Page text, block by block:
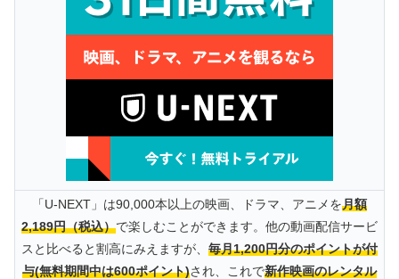
「U-NEXT」は90,000本以上の映画、ドラマ、アニメを月額
2,189円（税込）で楽しむことができます。他の動画配信サービ
スと比べると割高にみえますが、 毎月1,200円分のポイントが付
与(無料期間中は600ポイント)され、これで新作映画のレンタル